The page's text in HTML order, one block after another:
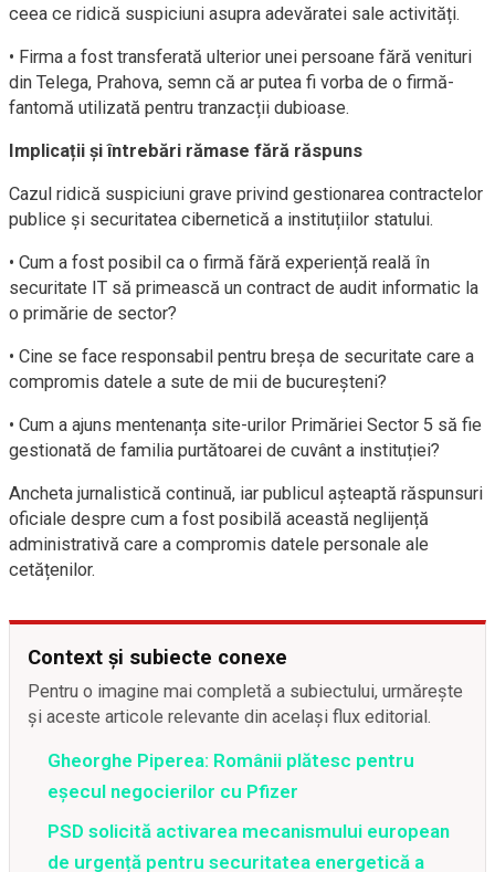
ceea ce ridică suspiciuni asupra adevăratei sale activități.
• Firma a fost transferată ulterior unei persoane fără venituri
din Telega, Prahova, semn că ar putea fi vorba de o firmă-
fantomă utilizată pentru tranzacții dubioase.
Implicații și întrebări rămase fără răspuns
Cazul ridică suspiciuni grave privind gestionarea contractelor
publice și securitatea cibernetică a instituțiilor statului.
• Cum a fost posibil ca o firmă fără experiență reală în
securitate IT să primească un contract de audit informatic la
o primărie de sector?
• Cine se face responsabil pentru breșa de securitate care a
compromis datele a sute de mii de bucureșteni?
• Cum a ajuns mentenanța site-urilor Primăriei Sector 5 să fie
gestionată de familia purtătoarei de cuvânt a instituției?
Ancheta jurnalistică continuă, iar publicul așteaptă răspunsuri
oficiale despre cum a fost posibilă această neglijență
administrativă care a compromis datele personale ale
cetățenilor.
Context și subiecte conexe
Pentru o imagine mai completă a subiectului, urmărește
și aceste articole relevante din același flux editorial.
Gheorghe Piperea: Românii plătesc pentru
eșecul negocierilor cu Pfizer
PSD solicită activarea mecanismului european
de urgență pentru securitatea energetică a